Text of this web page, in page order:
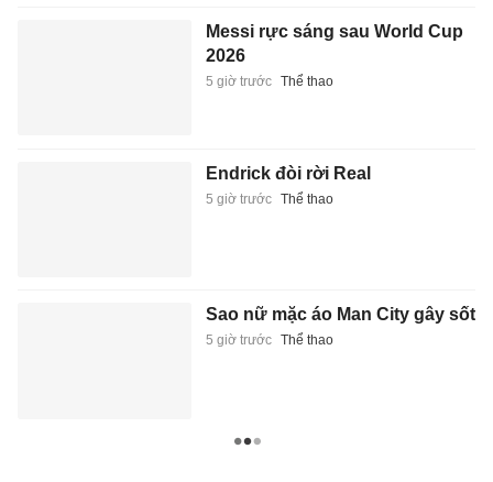
Messi rực sáng sau World Cup
2026
5 giờ trước Thể thao
Endrick đòi rời Real
5 giờ trước Thể thao
Sao nữ mặc áo Man City gây sốt
5 giờ trước Thể thao